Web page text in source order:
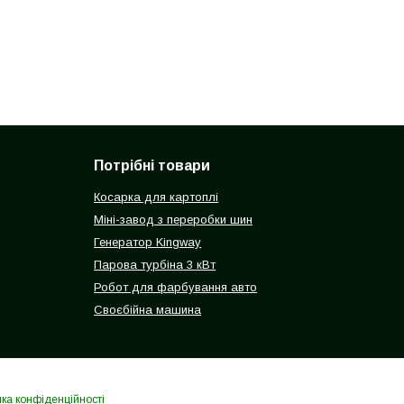
Потрібні товари
Косарка для картоплі
Міні-завод з переробки шин
Генератор Kingway
Парова турбіна 3 кВт
Робот для фарбування авто
Своєбійна машина
конфіденційності